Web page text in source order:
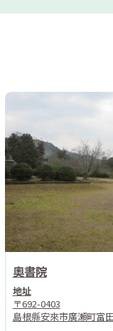
奧書院
地址
〒692-0403
島根縣安來市廣瀨町富